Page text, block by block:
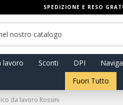
SPEDIZIONE E RESO
lavoro Sconti DPI
Fuori Tutto
da lavoro Rossini